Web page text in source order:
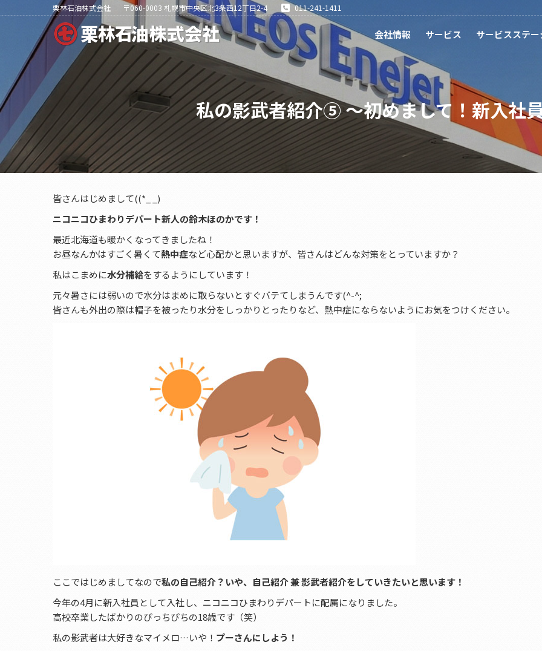
栗林石油株式会社 〒060-0003 札幌市中央区北3条西12丁目2-4 011-241-1411
会社情報 サービス サービスステ
私の影武者紹介⑤ ～初めまして！新入社
皆さんはじめまして((*_ _)
ニコニコひまわりデパート新人の鈴木ほのかです！
最近北海道も暖かくなってきましたね！
お昼なんかはすごく暑くて熱中症など心配かと思いますが、皆さんはどんな対策をとっていますか？
私はこまめに水分補給をするようにしています！
元々暑さには弱いので水分はまめに取らないとすぐバテてしまうんです(^-^;
皆さんも外出の際は帽子を被ったり水分をしっかりとったりなど、熱中症にならないようにお気をつけください。
ここではじめましてなので私の自己紹介？いや、自己紹介 兼 影武者紹介をしていきたいと思います！
今年の4月に新入社員として入社し、ニコニコひまわりデパートに配属になりました。
高校卒業したばかりのぴっちぴちの18歳です（笑）
私の影武者は大好きなマイメロ…いや！ プーさんにしよう！